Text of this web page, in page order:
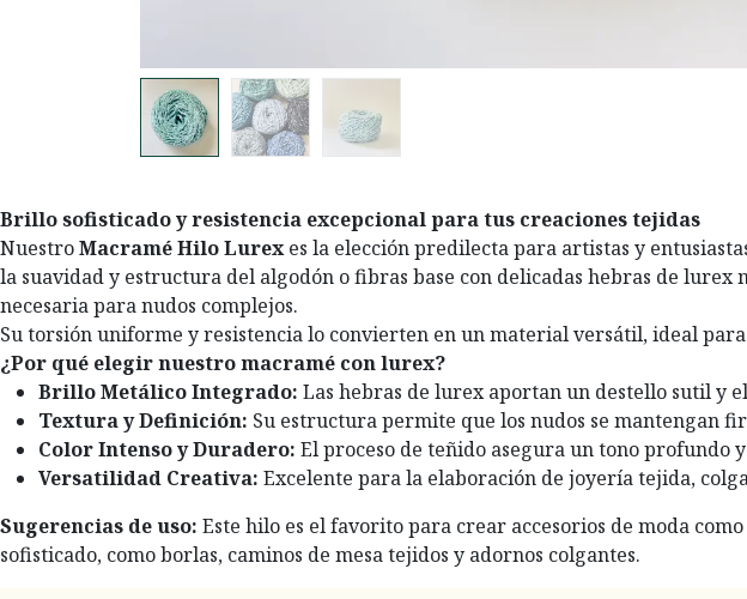
Brillo sofisticado y resistencia excepcional para tus creaciones tejidas
NuestroMacramé Hilo Lurexes la elección predilecta para artistas y
la suavidad y estructura del algodón o fibras base con delicadas hebras de
necesaria para nudos complejos.
Su torsión uniforme y resistencia lo convierten en un material versátil, ideal
¿Por qué elegir nuestro macramé con lurex?
Brillo Metálico Integrado: Las hebras de lurex aportan un destello sutil y
Textura y Definición: Su estructura permite que los nudos se mantengan
Color Intenso y Duradero: El proceso de teñido asegura un tono
Versatilidad Creativa: Excelente para la elaboración de joyería tejida,
Sugerencias de uso: Este hilo es el favorito para crear accesorios de moda
sofisticado, como borlas, caminos de mesa tejidos y adornos colgantes.